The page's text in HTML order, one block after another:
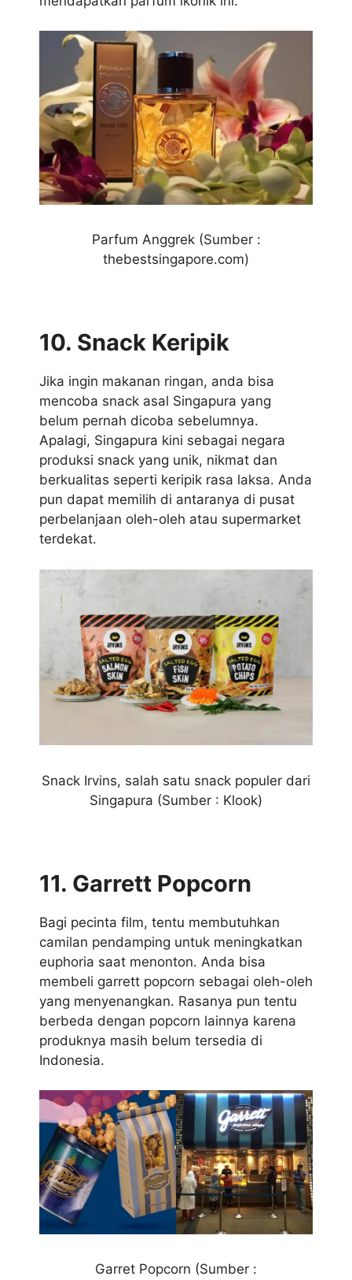
Parfum Anggrek (Sumber :
thebestsingapore.com)
10. Snack Keripik
Jika ingin makanan ringan, anda bisa
mencoba snack asal Singapura yang
belum pernah dicoba sebelumnya.
Apalagi, Singapura kini sebagai negara
produksi snack yang unik, nikmat dan
berkualitas seperti keripik rasa laksa. Anda
pun dapat memilih di antaranya di pusat
perbelanjaan oleh-oleh atau supermarket
terdekat.
Snack Irvins, salah satu snack populer dari
Singapura (Sumber : Klook)
11. Garrett Popcorn
Bagi pecinta film, tentu membutuhkan
camilan pendamping untuk meningkatkan
euphoria saat menonton. Anda bisa
membeli garrett popcorn sebagai oleh-oleh
yang menyenangkan. Rasanya pun tentu
berbeda dengan popcorn lainnya karena
produknya masih belum tersedia di
Indonesia.
Garret Popcorn (Sumber :